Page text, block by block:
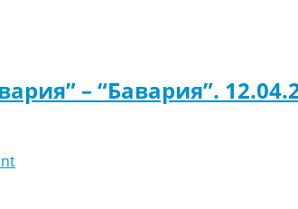
– “Бавария”.